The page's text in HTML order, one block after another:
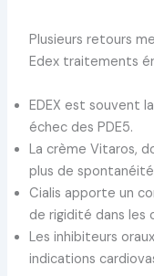
Plusieurs retours
Edex traitements
EDEX est souvent
échec des PDE5.
La crème Vitaros,
plus de
Cialis apporte un
de rigidité dans les
Les inhibiteurs
indications